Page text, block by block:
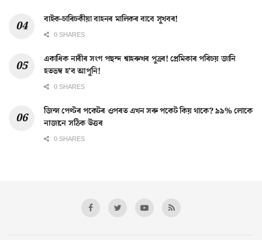
বাইক-চাৰিচকীয়া বাহনৰ মালিকৰ বাবে সুখবৰ!
0 SHARES
একাধিক নাৰীৰ সংগ পছন্দ শ্বাহৰুখৰ পুত্ৰৰ! প্ৰেমিকাৰ পৰিচয় জানি
হতভম্ব হ’ব আপুনি!
0 SHARES
জিন্স পেণ্টৰ পকেটৰ ওপৰত এখন সৰু পকেট কিয় থাকে? ৯৯% লোকে
নাজানে সঠিক উত্তৰ
0 SHARES